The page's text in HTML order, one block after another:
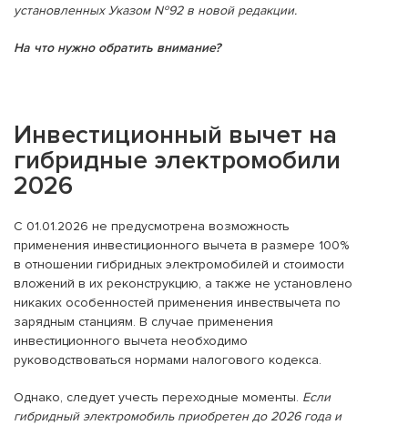
установленных Указом №92 в новой редакции.
На что нужно обратить внимание?
Инвестиционный вычет на
гибридные электромобили
2026
С 01.01.2026 не предусмотрена возможность
применения инвестиционного вычета в размере 100%
в отношении гибридных электромобилей и стоимости
вложений в их реконструкцию, а также не установлено
никаких особенностей применения инвествычета по
зарядным станциям. В случае применения
инвестиционного вычета необходимо
руководствоваться нормами налогового кодекса.
Однако, следует учесть переходные моменты. Если
гибридный электромобиль приобретен до 2026 года и